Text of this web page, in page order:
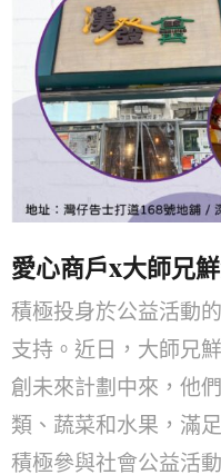
愛心商戶x大師兄
積極投身於公益活動
支持。近日，大師兄
創未來計劃中來，他
類、蔬菜和水果，滿
積極參與社會公益活